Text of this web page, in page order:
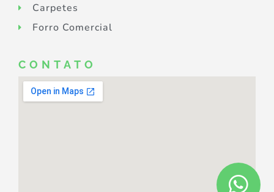
Carpetes
Forro Comercial
CONTATO